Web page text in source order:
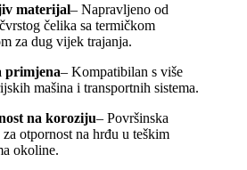
materijal– Napravljeno od
čelika sa termičkom
za dug vijek trajanja.
primjena– Kompatibilan s više
mašina i transportnih sistema.
na koroziju– Površinska
za otpornost na hrđu u teškim
okoline.